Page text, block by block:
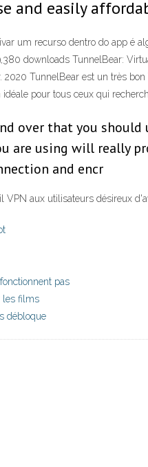
and easily
um recurso dentro do app é
downloads TunnelBear:
2020 TunnelBear est un très
pour tous ceux qui
over that you should
are using will really
and encr
VPN aux utilisateurs désireux
pas
les films
débloque